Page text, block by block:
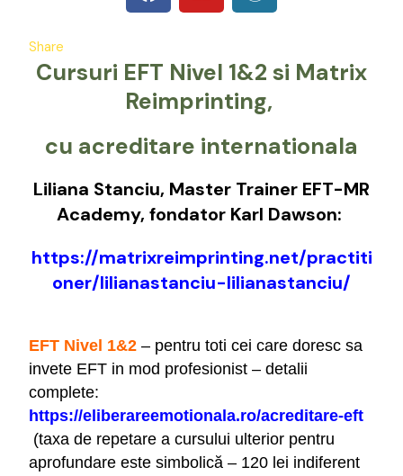
c
b
o
o
u
u
b
e
r
P
r
e
s
Share
Cursuri EFT Nivel 1&2 si Matrix
Reimprinting,
cu acreditare internationala
Liliana Stanciu, Master Trainer EFT-MR
Academy, fondator Karl Dawson:
https://matrixreimprinting.net/practiti
oner/lilianastanciu-lilianastanciu/
EFT Nivel 1&2 – pentru toti cei care doresc sa
invete EFT in mod profesionist – detalii
complete:
https://eliberareemotionala.ro/acreditare-eft
(taxa de repetare a cursului ulterior pentru
aprofundare este simbolică – 120 lei indiferent